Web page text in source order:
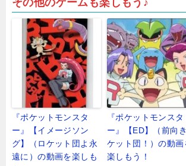
『ポケットモンスタ
ー』【イメージソン
グ】（ロケット団よ永
遠に）の動画を楽しも
『ポケットモンスタ
ー』【ED】（前向
ケット団！）の動画
楽しもう！